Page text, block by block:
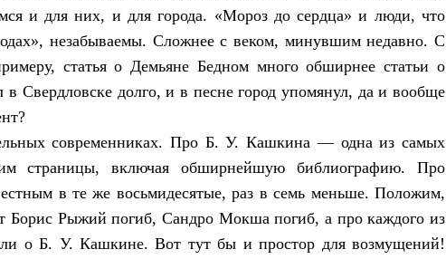
и для них, и для города. «Мороз до сердца» и люди, что
незабываемы. Сложнее с веком, минувшим недавно. С
статья о Демьяне Бедном много обширнее статьи о
Свердловске долго, и в песне город упомянул, да и вообще
современниках. Про Б. У. Кашкина — одна из самых
страницы, включая обширнейшую библиографию. Про
в те же восьмидесятые, раз в семь меньше. Положим,
Борис Рыжий погиб, Сандро Мокша погиб, а про каждого из
о Б. У. Кашкине. Вот тут бы и простор для возмущений!